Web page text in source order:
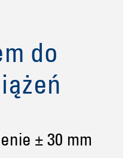
do
± 30 mm